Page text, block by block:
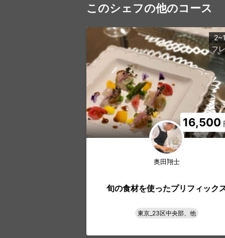
このシェフの他のコース
16,500
フ
奥田翔士
旬の食材を使ったプリフィック
東京_23区中央部、他